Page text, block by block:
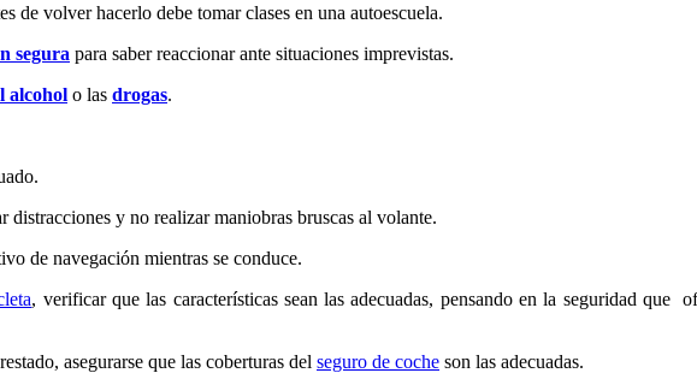
de volver hacerlo debe tomar clases en una autoescuela.
segura para saber reaccionar ante situaciones imprevistas.
alcohol o las drogas.
distracciones y no realizar maniobras bruscas al volante.
de navegación mientras se conduce.
, verificar que las características sean las adecuadas, pensando en la seguridad que
asegurarse que las coberturas del seguro de coche son las adecuadas.